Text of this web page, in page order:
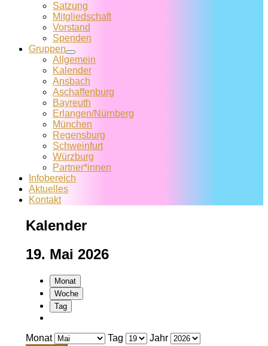
Satzung
Mitglied­schaft
Vorstand
Spenden
Gruppen
Allgemein
Kalender
Ansbach
Aschaffenburg
Bayreuth
Erlangen/Nürnberg
München
Regensburg
Schweinfurt
Würzburg
Partner*innen
Infobereich
Aktuelles
Kontakt
Kalender
19. Mai 2026
Monat
Woche
Tag
Monat Tag Jahr